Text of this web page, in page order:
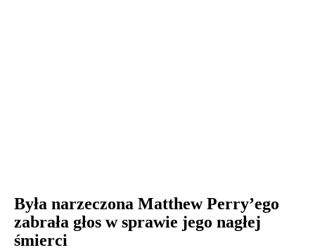
Była narzeczona Matthew Perry’ego
zabrała głos w sprawie jego nagłej
śmierci